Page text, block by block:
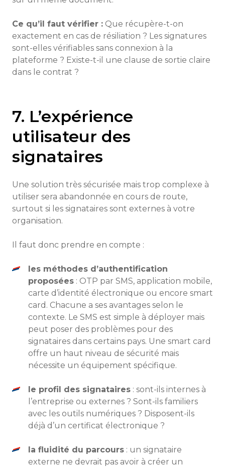
Ce qu’il faut vérifier : Que récupère-t-on
exactement en cas de résiliation ? Les signatures
sont-elles vérifiables sans connexion à la
plateforme ? Existe-t-il une clause de sortie claire
dans le contrat ?
7. L’expérience
utilisateur des
signataires
Une solution très sécurisée mais trop complexe à
utiliser sera abandonnée en cours de route,
surtout si les signataires sont externes à votre
organisation.
Il faut donc prendre en compte :
les méthodes d’authentification
proposées : OTP par SMS, application mobile,
carte d’identité électronique ou encore smart
card. Chacune a ses avantages selon le
contexte. Le SMS est simple à déployer mais
peut poser des problèmes pour des
signataires dans certains pays. Une smart card
offre un haut niveau de sécurité mais
nécessite un équipement spécifique.
le profil des signataires : sont-ils internes à
l’entreprise ou externes ? Sont-ils familiers
avec les outils numériques ? Disposent-ils
déjà d’un certificat électronique ?
la fluidité du parcours : un signataire
externe ne devrait pas avoir à créer un